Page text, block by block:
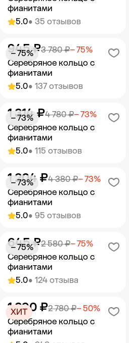
5.0• 35 отзывов
фианитами
Добавить в корзину
5.0• 137 отзывов
Серебряное кольцо с
фианитами
3 780 ₽− 75%
945 ₽
− 75%
Добавить в корзину
5.0• 115 отзывов
Серебряное кольцо с
фианитами
4 780 ₽− 73%
1 314 ₽
− 73%
Добавить в корзину
5.0• 95 отзывов
Серебряное кольцо с
фианитами
4 380 ₽− 73%
1 204 ₽
− 73%
Добавить в корзину
5.0• 124 отзыва
Серебряное кольцо с
фианитами
2 580 ₽− 75%
645 ₽
− 75%
Добавить в корзину
Серебряное кольцо с
фианитами
2 780 ₽− 50%
1 390 ₽
ХИТ